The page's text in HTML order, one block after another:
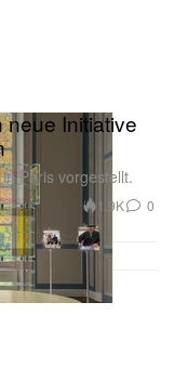
Initiative
Paris vorgestellt.
1.9K 0